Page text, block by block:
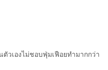
ตัวเองไม่ชอบฟุ่มเฟือยทำมากกว่า